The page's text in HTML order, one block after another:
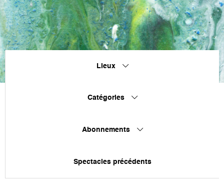
Lieux
Catégories
Abonnements
Spectacles précédents